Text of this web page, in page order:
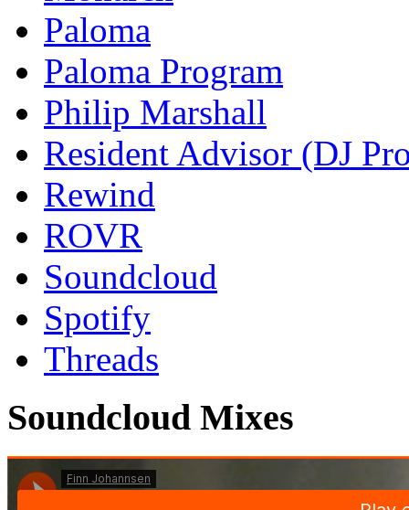
Paloma
Paloma Program
Philip Marshall
Resident Advisor (DJ
Rewind
ROVR
Soundcloud
Spotify
Threads
Soundcloud Mixes